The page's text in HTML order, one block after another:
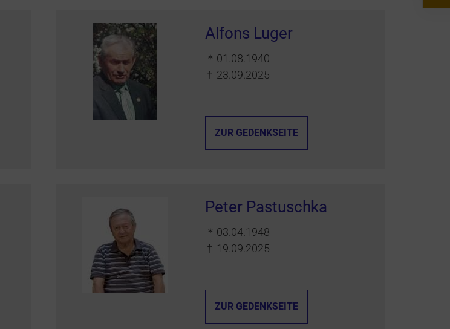
Alfons Luger
＊ 01.08.1940
† 23.09.2025
ZUR GEDENKSEITE
Peter Pastuschka
＊ 03.04.1948
† 19.09.2025
ZUR GEDENKSEITE